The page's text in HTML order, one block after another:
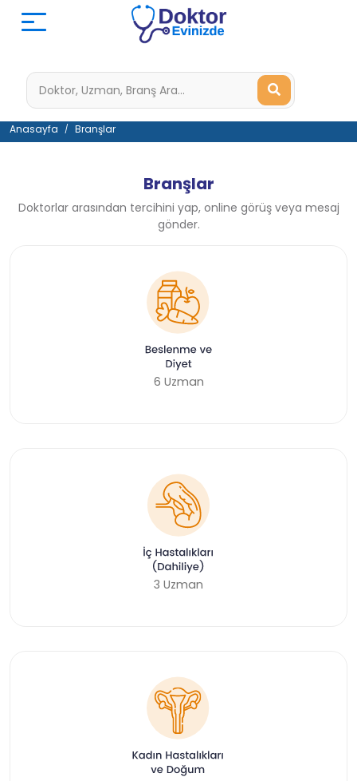
Anasayfa Branşlar
Branşlar
Doktorlar arasından tercihini yap, online görüş veya mesaj
gönder.
6 Uzman
3 Uzman